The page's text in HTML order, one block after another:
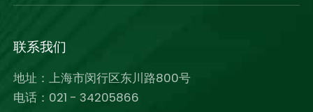
联系我们
地址：上海市闵行区东川路800号
电话：021 - 34205866